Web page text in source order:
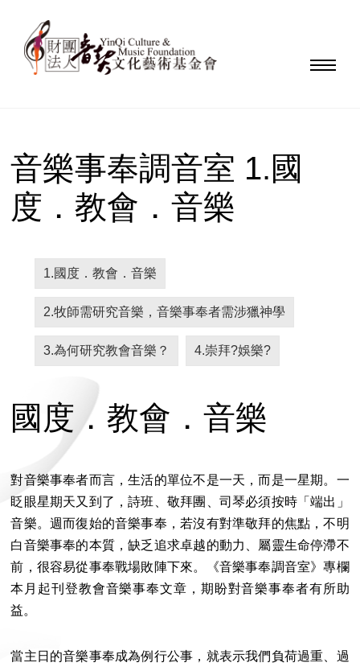
音樂事奉調音室 1.國
度．教會．音樂
1.國度．教會．音樂
2.牧師需研究音樂，音樂事奉者需涉獵神學
3.為何研究教會音樂？ 4.崇拜?娛樂?
國度．教會．音樂
對音樂事奉者而言，生活的單位不是一天，而是一星期。一
眨眼星期天又到了，詩班、敬拜團、司琴必須按時「端出」
音樂。週而復始的音樂事奉，若沒有對準敬拜的焦點，不明
白音樂事奉的本質，缺乏追求卓越的動力、屬靈生命停滯不
前，很容易從事奉戰場敗陣下來。《音樂事奉調音室》專欄
本月起刊登教會音樂事奉文章，期盼對音樂事奉者有所助
益。
當主日的音樂事奉成為例行公事，就表示我們負荷過重、過